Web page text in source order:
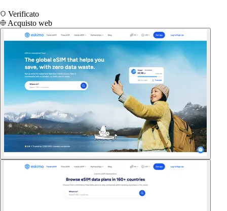
Verificato
Acquisto web